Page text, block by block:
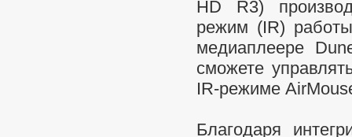
HD R3)
режим (IR)
медиаплеере
сможете
IR-режиме
Благодаря